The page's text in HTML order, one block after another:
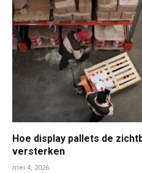
Hoe display pallets de
versterken
mei 4, 2026